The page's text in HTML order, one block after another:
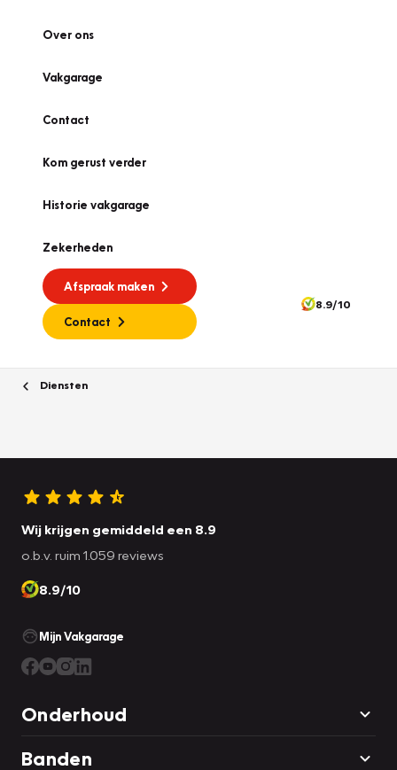
Over ons
Vakgarage
Contact
Kom gerust verder
Historie vakgarage
Zekerheden
Afspraak maken
Contact
8.9/10
Diensten
Wij krijgen gemiddeld een 8.9
o.b.v. ruim 1.059 reviews
8.9/10
Mijn Vakgarage
Onderhoud
Banden